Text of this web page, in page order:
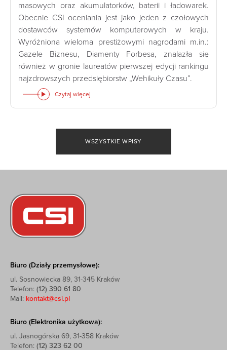
masowych oraz akumulatorków, baterii i ładowarek.
Obecnie CSI oceniania jest jako jeden z czołowych
dostawców systemów komputerowych w kraju.
Wyróżniona wieloma prestiżowymi nagrodami m.in.:
Gazele Biznesu, Diamenty Forbesa, znalazła się
również w gronie laureatów pierwszej edycji rankingu
najzdrowszych przedsiębiorstw „Wehikuły Czasu”.
Czytaj więcej
WSZYSTKIE WPISY
Biuro (Działy przemysłowe):
ul. Sosnowiecka 89, 31-345 Kraków
Telefon: (12) 390 61 80
Mail: kontakt@csi.pl
Biuro (Elektronika użytkowa):
ul. Jasnogórska 69, 31-358 Kraków
Telefon: (12) 323 62 00